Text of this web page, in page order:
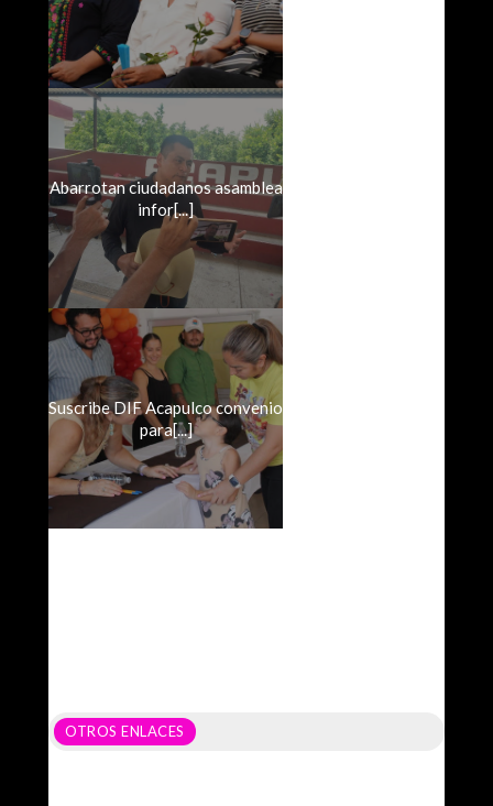
Abarrotan ciudadanos asamblea
infor[...]
Suscribe DIF Acapulco convenio
para[...]
OTROS ENLACES